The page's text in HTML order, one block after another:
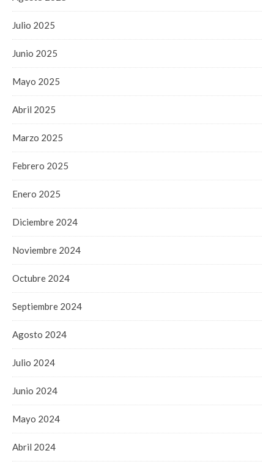
Julio 2025
Junio 2025
Mayo 2025
Abril 2025
Marzo 2025
Febrero 2025
Enero 2025
Diciembre 2024
Noviembre 2024
Octubre 2024
Septiembre 2024
Agosto 2024
Julio 2024
Junio 2024
Mayo 2024
Abril 2024